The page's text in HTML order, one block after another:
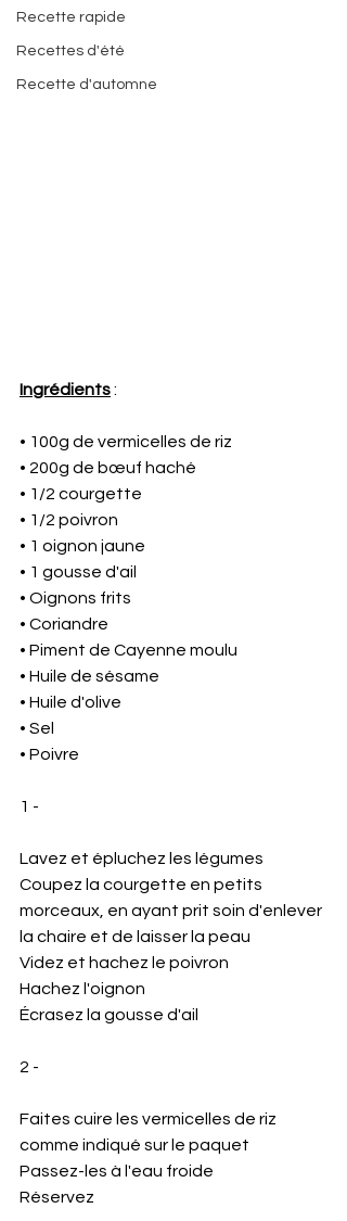
Recette rapide
Recettes d'été
Recette d'automne
Ingrédients :
• 100g de vermicelles de riz
• 200g de bœuf haché
• 1/2 courgette
• 1/2 poivron
• 1 oignon jaune
• 1 gousse d'ail
• Oignons frits
• Coriandre
• Piment de Cayenne moulu
• Huile de sésame
• Huile d'olive
• Sel
• Poivre
1 -
Lavez et épluchez les légumes
Coupez la courgette en petits
morceaux, en ayant prit soin d'enlever
la chaire et de laisser la peau
Videz et hachez le poivron
Hachez l'oignon
Écrasez la gousse d'ail
2 -
Faites cuire les vermicelles de riz
comme indiqué sur le paquet
Passez-les à l'eau froide
Réservez